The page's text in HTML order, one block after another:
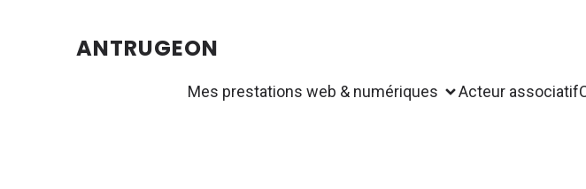
ANTRUGEON
Mes prestations web & numériques Acteur associatif